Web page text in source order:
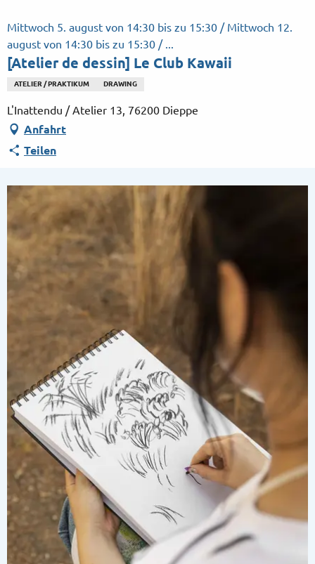
au
contenu
principal
Mittwoch 5. august von 14:30 bis zu 15:30 / Mittwoch 12.
august von 14:30 bis zu 15:30 / ...
[Atelier de dessin] Le Club Kawaii
ATELIER / PRAKTIKUM DRAWING
L'Inattendu / Atelier 13, 76200 Dieppe
Anfahrt
Teilen